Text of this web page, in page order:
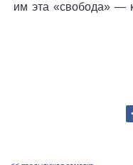
им эта «свобода» —